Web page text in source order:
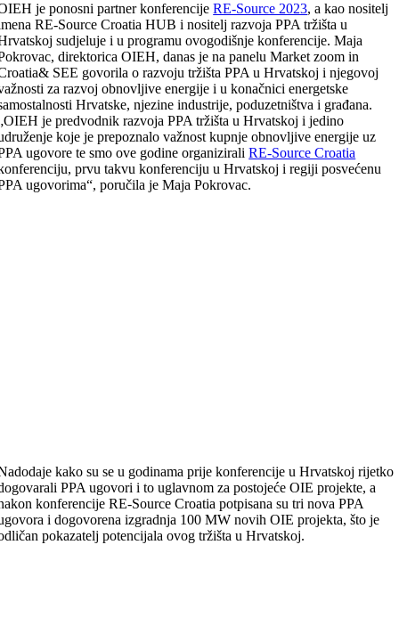
je ponosni partner konferencijeRE-Source 2023, a kao nositelj
RE-Source Croatia HUB i nositelj razvoja PPA tržišta u
sudjeluje i u programu ovogodišnje konferencije. Maja
direktorica OIEH, danas je na panelu Market zoom in
SEE govorila o razvoju tržišta PPA u Hrvatskoj i njegovoj
za razvoj obnovljive energije i u konačnici energetske
Hrvatske, njezine industrije, poduzetništva i građana.
je predvodnik razvoja PPA tržišta u Hrvatskoj i jedino
koje je prepoznalo važnost kupnje obnovljive energije uz
ugovore te smo ove godine organiziraliRE-Source Croatia
prvu takvu konferenciju u Hrvatskoj i regiji posvećenu
ugovorima“, poručila je Maja Pokrovac.
kako su se u godinama prije konferencije u Hrvatskoj rijetko
PPA ugovori i to uglavnom za postojeće OIE projekte, a
konferencije RE-Source Croatia potpisana su tri nova PPA
i dogovorena izgradnja 100 MW novih OIE projekta, što je
pokazatelj potencijala ovog tržišta u Hrvatskoj.